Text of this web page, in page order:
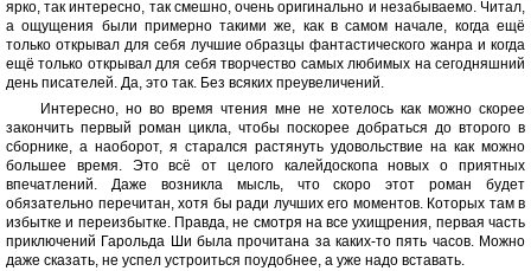
ярко, так интересно, так смешно, очень оригинально и незабываемо. Читал,
а ощущения были примерно такими же, как в самом начале, когда ещё
только открывал для себя лучшие образцы фантастического жанра и когда
ещё только открывал для себя творчество самых любимых на сегодняшний
день писателей. Да, это так. Без всяких преувеличений.
Интересно, но во время чтения мне не хотелось как можно скорее
закончить первый роман цикла, чтобы поскорее добраться до второго в
сборнике, а наоборот, я старался растянуть удовольствие на как можно
большее время. Это всё от целого калейдоскопа новых о приятных
впечатлений. Даже возникла мысль, что скоро этот роман будет
обязательно перечитан, хотя бы ради лучших его моментов. Которых там в
избытке и переизбытке. Правда, не смотря на все ухищрения, первая часть
приключений Гарольда Ши была прочитана за каких-то пять часов. Можно
даже сказать, не успел устроиться поудобнее, а уже надо вставать.